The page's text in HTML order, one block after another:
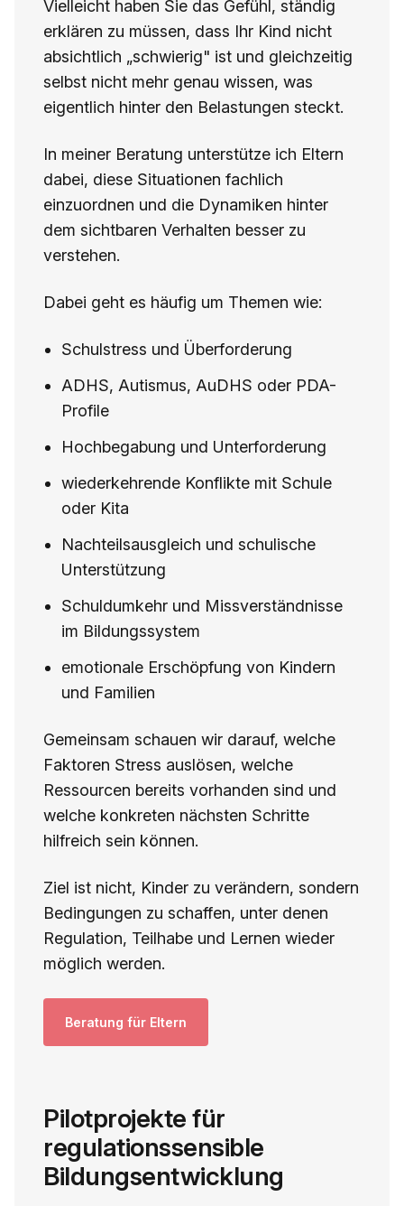
Vielleicht haben Sie das Gefühl, ständig
erklären zu müssen, dass Ihr Kind nicht
absichtlich „schwierig" ist und gleichzeitig
selbst nicht mehr genau wissen, was
eigentlich hinter den Belastungen steckt.
In meiner Beratung unterstütze ich Eltern
dabei, diese Situationen fachlich
einzuordnen und die Dynamiken hinter
dem sichtbaren Verhalten besser zu
verstehen.
Dabei geht es häufig um Themen wie:
Schulstress und Überforderung
ADHS, Autismus, AuDHS oder PDA-
Profile
Hochbegabung und Unterforderung
wiederkehrende Konflikte mit Schule
oder Kita
Nachteilsausgleich und schulische
Unterstützung
Schuldumkehr und Missverständnisse
im Bildungssystem
emotionale Erschöpfung von Kindern
und Familien
Gemeinsam schauen wir darauf, welche
Faktoren Stress auslösen, welche
Ressourcen bereits vorhanden sind und
welche konkreten nächsten Schritte
hilfreich sein können.
Ziel ist nicht, Kinder zu verändern, sondern
Bedingungen zu schaffen, unter denen
Regulation, Teilhabe und Lernen wieder
möglich werden.
Beratung für Eltern
Pilotprojekte für
regulationssensible
Bildungsentwicklung